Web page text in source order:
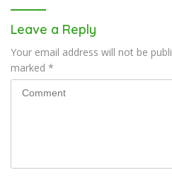
Leave a Reply
Your email address will not be
marked *